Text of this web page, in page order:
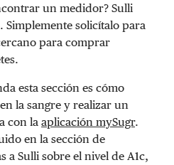
un medidor? Sulli
Simplemente solicítalo para
para comprar
esta sección es cómo
la sangre y realizar un
con la aplicación mySugr.
en la sección de
a Sulli sobre el nivel de A1c,